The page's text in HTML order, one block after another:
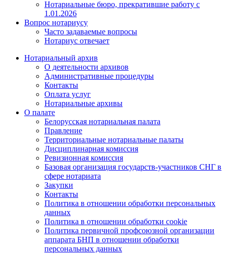
Нотариальные бюро, прекратившие работу с
1.01.2026
Вопрос нотариусу
Часто задаваемые вопросы
Нотариус отвечает
Нотариальный архив
О деятельности архивов
Административные процедуры
Контакты
Оплата услуг
Нотариальные архивы
О палате
Белорусская нотариальная палата
Правление
Территориальные нотариальные палаты
Дисциплинарная комиссия
Ревизионная комиссия
Базовая организация государств-участников СНГ в
сфере нотариата
Закупки
Контакты
Политика в отношении обработки персональных
данных
Политика в отношении обработки cookie
Политика первичной профсоюзной организации
аппарата БНП в отношении обработки
персональных данных